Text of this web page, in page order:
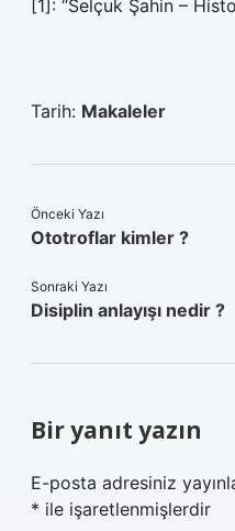
[1]: “Selçuk Şahin –
Tarih: Makaleler
Önceki Yazı
Ototroflar kimler ?
Sonraki Yazı
Disiplin anlayışı nedir ?
Bir yanıt yazın
E-posta adresiniz
* ile işaretlenmişlerdir